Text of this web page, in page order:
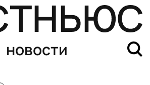
новости
при наезде автобуса на